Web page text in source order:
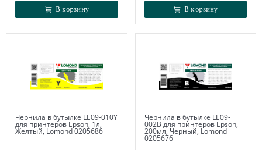
В корзину
В корзину В корзину
В корзину
Чернила в бутылке LE09-010Y
для принтеров Epson, 1л,
Желтый, Lomond 0205686
Чернила в бутылке LE09-
002B для принтеров Epson,
200мл, Черный, Lomond
0205676